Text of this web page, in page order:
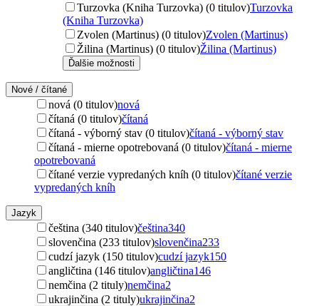
Turzovka (Kniha Turzovka) (0 titulov)Turzovka
(Kniha Turzovka)
Zvolen (Martinus) (0 titulov)Zvolen (Martinus)
Žilina (Martinus) (0 titulov)Žilina (Martinus)
Ďalšie možnosti
Nové / čítané
nová (0 titulov)nová
čítaná (0 titulov)čítaná
čítaná - výborný stav (0 titulov)čítaná - výborný stav
čítaná - mierne opotrebovaná (0 titulov)čítaná - mierne
opotrebovaná
čítané verzie vypredaných kníh (0 titulov)čítané verzie
vypredaných kníh
Jazyk
čeština (340 titulov)čeština340
slovenčina (233 titulov)slovenčina233
cudzí jazyk (150 titulov)cudzí jazyk150
angličtina (146 titulov)angličtina146
nemčina (2 tituly)nemčina2
ukrajinčina (2 tituly)ukrajinčina2